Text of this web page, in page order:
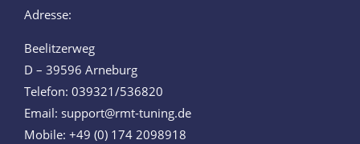
Adresse:
Beelitzerweg
D – 39596 Arneburg
Telefon: 039321/536820
Email: support@rmt-tuning.de
Mobile: +49 (0) 174 2098918